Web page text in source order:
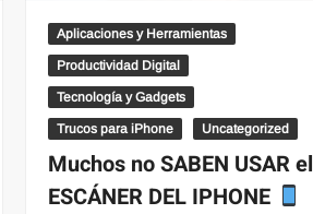
Aplicaciones y Herramientas
Productividad Digital
Tecnología y Gadgets
Trucos para iPhone Uncategorized
Muchos no SABEN USAR el
ESCÁNER DEL IPHONE